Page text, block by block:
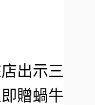
出示三
贈蝸牛